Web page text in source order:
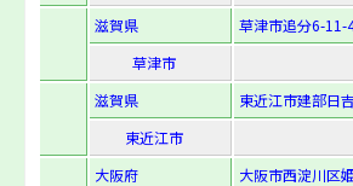
滋賀県
草津市追分6-11-
草津市
滋賀県
東近江市建部日
東近江市
大阪府
大阪市西淀川区